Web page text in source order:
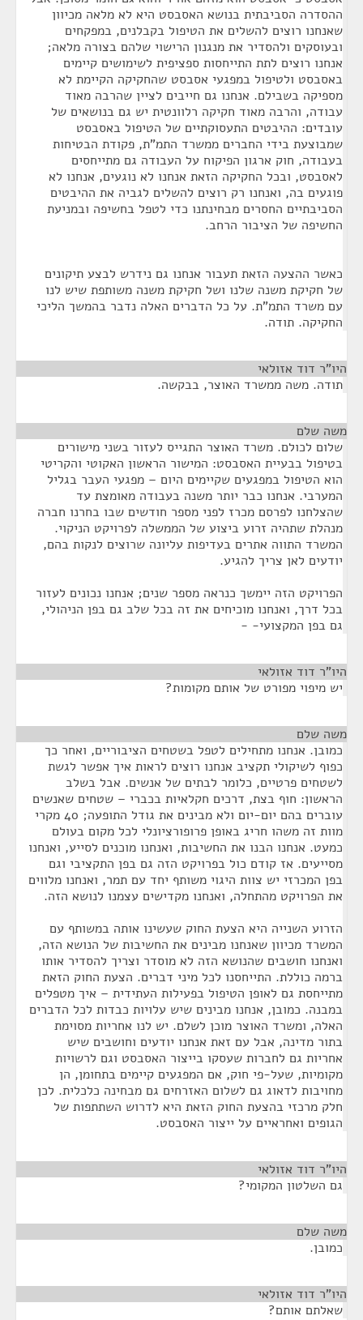
ההסדרה הסביבתית בנושא האסבסט היא לא מלאה מכיוון
שאנחנו רוצים להשלים את הטיפול בקבלנים, במפקחים
ובעוסקים ולהסדיר את מנגנון הרישוי שלהם בצורה מלאה;
אנחנו רוצים לתת התייחסות ספציפית לשימושים קיימים
באסבסט ולטיפול במפגעי אסבסט שהחקיקה הקיימת לא
מספיקה בשבילם. אנחנו גם חייבים לציין שהרבה מאוד
עבודה, והרבה מאוד חקיקה רלוונטית יש גם בנושאים של
עובדים: ההיבטים התעסוקתיים של הטיפול באסבסט
שמבוצעת בידי החברים ממשרד התמ"ת, פקודת הבטיחות
בעבודה, חוק ארגון הפיקוח על העבודה גם מתייחסים
לאסבסט, ובכל החקיקה הזאת אנחנו לא נוגעים, אנחנו לא
פוגעים בה, ואנחנו רק רוצים להשלים לגביה את ההיבטים
הסביבתיים החסרים מבחינתנו כדי לטפל בחשיפה ובמניעת
החשיפה של הציבור הרחב.
כאשר ההצעה הזאת תעבור אנחנו גם נידרש לבצע תיקונים
של חקיקת משנה שלנו ושל חקיקת משנה משותפת שיש לנו
עם משרד התמ"ת. על כל הדברים האלה נדבר בהמשך הליכי
החקיקה. תודה.
היו"ר דוד אזולאי
תודה. משה ממשרד האוצר, בבקשה.
משה שלם
שלום לכולם. משרד האוצר התגייס לעזור בשני מישורים
בטיפול בבעיית האסבסט: המישור הראשון האקוטי והקריטי
הוא הטיפול במפגעים שקיימים היום – מפגעי העבר בגליל
המערבי. אנחנו כבר יותר משנה בעבודה מאומצת עד
שהצלחנו לפרסם מכרז לפני מספר חודשים שבו בחרנו חברה
מנהלת שתהיה זרוע ביצוע של הממשלה לפרויקט הניקוי.
המשרד התווה אתרים בעדיפות עליונה שרוצים לנקות בהם,
יודעים לאן צריך להגיע.
הפרויקט הזה יימשך כנראה מספר שנים; אנחנו נכונים לעזור
בכל דרך, ואנחנו מוכיחים את זה בכל שלב גם בפן הניהולי,
גם בפן המקצועי- -
היו"ר דוד אזולאי
יש מיפוי מפורט של אותם מקומות?
משה שלם
כמובן. אנחנו מתחילים לטפל בשטחים הציבוריים, ואחר כך
כפוף לשיקולי תקציב אנחנו רוצים לראות איך אפשר לגשת
לשטחים פרטיים, כלומר לבתים של אנשים. אבל בשלב
הראשון: חוף בצת, דרכים חקלאיות בכברי – שטחים שאנשים
עוברים בהם יום-יום ולא מבינים את גודל התופעה; 40 מקרי
מוות זה משהו חריג באופן פרופורציונלי לכל מקום בעולם
כמעט. אנחנו הבנו את החשיבות, ואנחנו מוכנים לסייע, ואנחנו
מסייעים. אז קודם כול בפרויקט הזה גם בפן התקציבי וגם
בפן המכרזי יש צוות היגוי משותף יחד עם תמר, ואנחנו מלווים
את הפרויקט מהתחלה, ואנחנו מקדישים עצמנו לנושא הזה.
הזרוע השנייה היא הצעת החוק שעשינו אותה במשותף עם
המשרד מכיוון שאנחנו מבינים את החשיבות של הנושא הזה,
ואנחנו חושבים שהנושא הזה לא מוסדר וצריך להסדיר אותו
ברמה כוללת. התייחסנו לכל מיני דברים. הצעת החוק הזאת
מתייחסת גם לאופן הטיפול בפעילות העתידית – איך מטפלים
במבנה. כמובן, אנחנו מבינים שיש עלויות כבדות לכל הדברים
האלה, ומשרד האוצר מוכן לשלם. יש לנו אחריות מסוימת
בתור מדינה, אבל עם זאת אנחנו יודעים וחושבים שיש
אחריות גם לחברות שעסקו בייצור האסבסט וגם לרשויות
מקומיות, שעל-פי חוק, אם המפגעים קיימים בתחומן, הן
מחויבות לדאוג גם לשלום האזרחים גם מבחינה כלכלית. לכן
חלק מרכזי בהצעת החוק הזאת היא לדרוש השתתפות של
הגופים ואחראיים על ייצור האסבסט.
היו"ר דוד אזולאי
גם השלטון המקומי?
משה שלם
כמובן.
היו"ר דוד אזולאי
שאלתם אותם?